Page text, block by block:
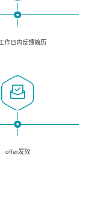
作日内反馈简历
offer发放